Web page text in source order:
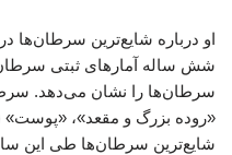
او درباره شایع‌ترین سرطان‌ها در
شش ساله آمارهای ثبتی
سرطان‌ها را نشان می‌دهد.
«روده بزرگ و مقعد»، «پوست»
شایع‌ترین سرطان‌ها طی این